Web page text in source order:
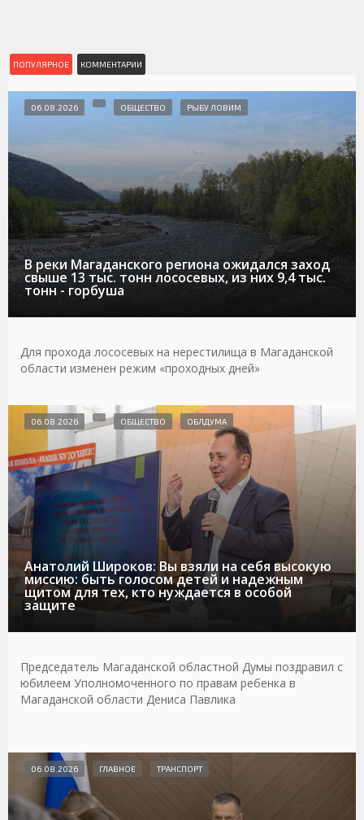
ПОПУЛЯРНОЕ КОММЕНТАРИИ
В реки Магаданского региона ожидался заход
свыше 13 тыс. тонн лососевых, из них 9,4 тыс.
тонн - горбуша
06.08.2026 ОБЩЕСТВО РЫБУ ЛОВИМ
Для прохода лососевых на нерестилища в Магаданской
области изменен режим «проходных дней»
Анатолий Широков: Вы взяли на себя высокую
миссию: быть голосом детей и надежным
щитом для тех, кто нуждается в особой
защите
06.08.2026 ОБЩЕСТВО ОБЛДУМА
Председатель Магаданской областной Думы поздравил с
юбилеем Уполномоченного по правам ребенка в
Магаданской области Дениса Павлика
06.08.2026 ГЛАВНОЕ ТРАНСПОРТ